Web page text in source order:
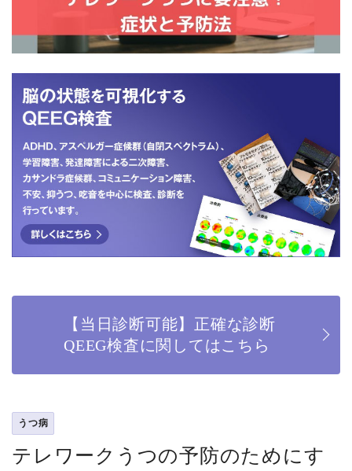
【当日診断可能】正確な診断
QEEG検査に関してはこちら
うつ病
テレワークうつの予防のためにす